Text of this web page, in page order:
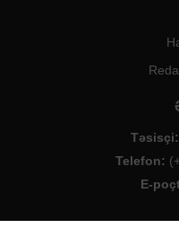
Təsisçi:
Telefon:
E-